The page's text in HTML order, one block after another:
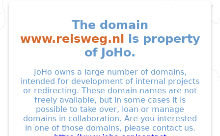
The domain
www.reisweg.nl
is property
of JoHo.
JoHo owns a large number of domains,
intended for development of internal projects
or redirecting. These domain names are not
freely available, but in some cases it is
possible to take over, loan or manage
domains in collaboration. Are you interested
in one of those domains, please contact us.